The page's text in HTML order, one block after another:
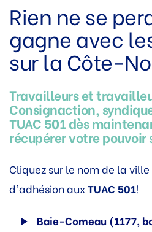
Rien ne se
gagne avec
sur la Côte-
Travailleurs et
Consignaction,
TUAC 501 dès
récupérer votre pouvoir
Cliquez sur le nom de la
d'adhésion auxTUAC 501!
Baie-Comeau (1177,